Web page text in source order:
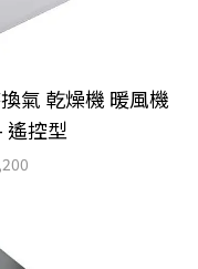
氣 乾燥機 暖風機
遙控型